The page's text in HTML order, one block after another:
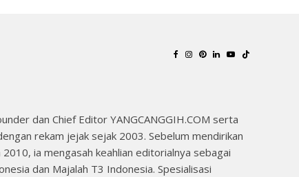
dan Chief Editor YANGCANGGIH.COM serta
rekam jejak sejak 2003. Sebelum mendirikan
2010, ia mengasah keahlian editorialnya sebagai
dan Majalah T3 Indonesia. Spesialisasi